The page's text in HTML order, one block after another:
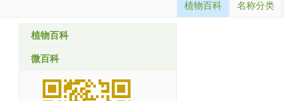
植物百科 名称分类
植物百科
微百科